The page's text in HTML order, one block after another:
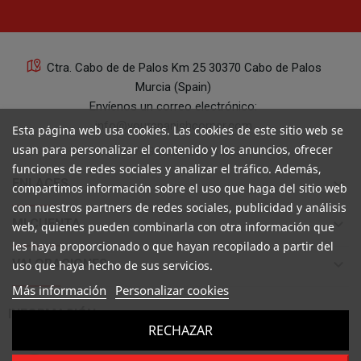
Ctra. Cabo de de Palos Km 25 30370 Cabo de Palos
Murcia (Spain)
Envíenos un correo electrónico:
info@yourspanishcorner.com
+34 647 29 98 21 de 9 a 14:30
ENLACES keyboard_arrow_down
MI CUENTA keyboard_arrow_down
VALORACIONES
INFORMACIÓN 
Esta página web usa cookies. Las cookies de este sitio web se
usan para personalizar el contenido y los anuncios, ofrecer
funciones de redes sociales y analizar el tráfico. Además,
compartimos información sobre el uso que haga del sitio web
con nuestros partners de redes sociales, publicidad y análisis
web, quienes pueden combinarla con otra información que
les haya proporcionado o que hayan recopilado a partir del
uso que haya hecho de sus servicios.
Más información Personalizar cookies
RECHAZAR